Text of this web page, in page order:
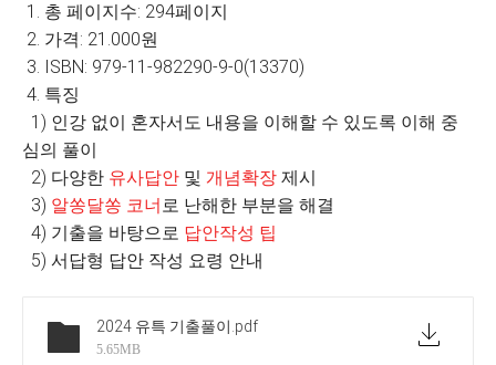
1. 총 페이지수: 294페이지
2. 가격: 21.000원
3. ISBN: 979-11-982290-9-0(13370)
4. 특징
1) 인강 없이 혼자서도 내용을 이해할 수 있도록 이해 중
심의 풀이
2) 다양한 유사답안 및 개념확장 제시
3) 알쏭달쏭 코너로 난해한 부분을 해결
4) 기출을 바탕으로 답안작성 팁
5) 서답형 답안 작성 요령 안내
2024 유특 기출풀이 .pdf
5.65MB